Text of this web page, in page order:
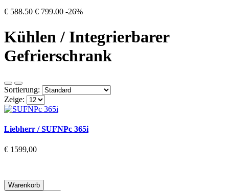
€ 588.50 € 799.00 -26%
Kühlen / Integrierbarer
Gefrierschrank
Sortierung:
Zeige:
Liebherr / SUFNPc 365i
€ 1599,00
Warenkorb